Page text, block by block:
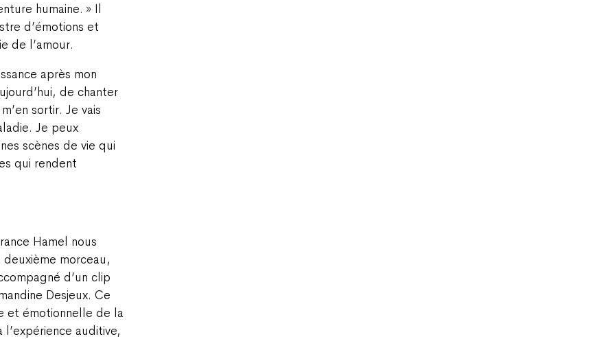
humaine. » Il
d’émotions et
de l’amour.
après mon
de chanter
sortir. Je vais
Je peux
scènes de vie qui
qui rendent
Hamel nous
morceau,
d’un clip
Desjeux. Ce
et émotionnelle de la
auditive,